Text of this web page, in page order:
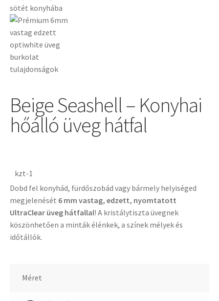
Beige Seashell – Konyhai
hőálló üveg hátfal
kzt-1
Dobd fel konyhád, fürdőszobád vagy bármely helyiséged
megjelenését 6 mm vastag, edzett, nyomtatott
UltraClear üveg hátfallal! A kristálytiszta üvegnek
köszönhetően a minták élénkek, a színek mélyek és
időtállók.
Méret